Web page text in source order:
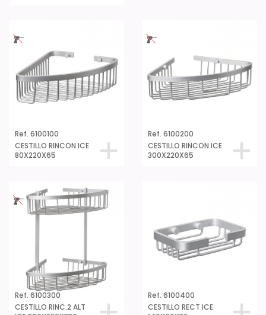
Ref. 6100100
CESTILLO RINCON ICE
80X220X65
Ref. 6100200
CESTILLO RINCON ICE
300X220X65
Ref. 6100300
CESTILLO RINC.2 ALT
Ref. 6100400
CESTILLO RECT ICE